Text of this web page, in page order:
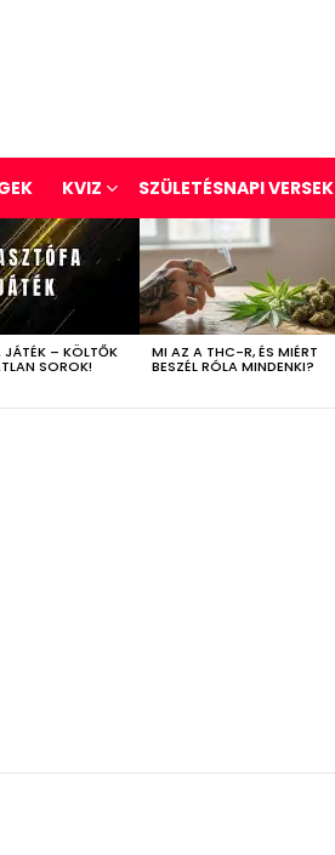
KVIZ SZÜLETÉSNAPI VERSEK
– KÖLTŐK
SOROK!
MI AZ A THC-R, ÉS MIÉRT
BESZÉL RÓLA MINDENKI?